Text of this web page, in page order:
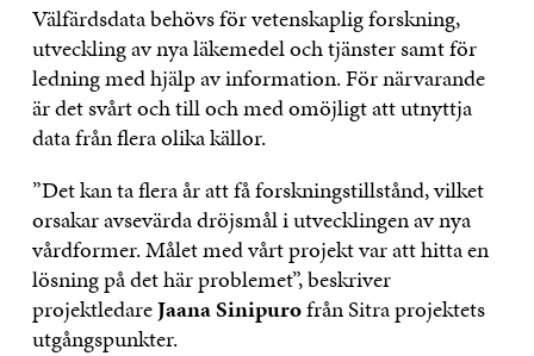
Välfärdsdata behövs för vetenskaplig forskning,
utveckling av nya läkemedel och tjänster samt för
ledning med hjälp av information. För närvarande
är det svårt och till och med omöjligt att utnyttja
data från flera olika källor.
”Det kan ta flera år att få forskningstillstånd, vilket
orsakar avsevärda dröjsmål i utvecklingen av nya
vårdformer. Målet med vårt projekt var att hitta en
lösning på det här problemet”, beskriver
projektledareJaana Sinipurofrån Sitra projektets
utgångspunkter.